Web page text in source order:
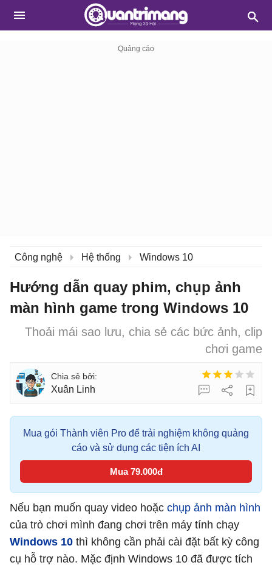
Công nghệ Hệ thống Windows 10
Hướng dẫn quay phim, chụp ảnh
màn hình game trong Windows 10
Thoải mái sao lưu, chia sẻ các bức ảnh, clip
chơi game
Xuân Linh
Mua gói Thành viên Pro để trải nghiệm không quảng
cáo và sử dụng các tiện ích AI
Mua 79.000đ
Nếu bạn muốn quay video hoặc chụp ảnh màn hình
của trò chơi mình đang chơi trên máy tính chạy
Windows 10 thì không cần phải cài đặt bất kỳ công
cụ hỗ trợ nào. Mặc định Windows 10 đã được tích